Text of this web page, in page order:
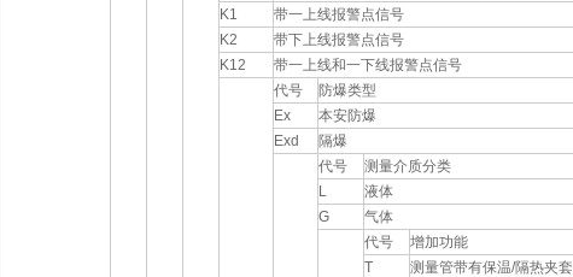
K1
带一上线报警点信号
K2
带下上线报警点信号
K12
带一上线和一下线报警点信号
代号
防爆类型
Ex
本安防爆
Exd
隔爆
代号
测量介质分类
L
液体
G
气体
代号
增加功能
T
测量管带有保温/隔热夹套